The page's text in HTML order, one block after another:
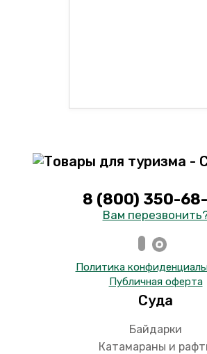
8 (800) 350-
Вам
Политика
Публичная оферта
Суда
Байдарки
Катамараны и